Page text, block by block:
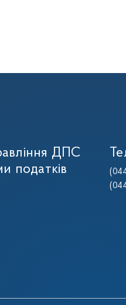
ДПС
податків